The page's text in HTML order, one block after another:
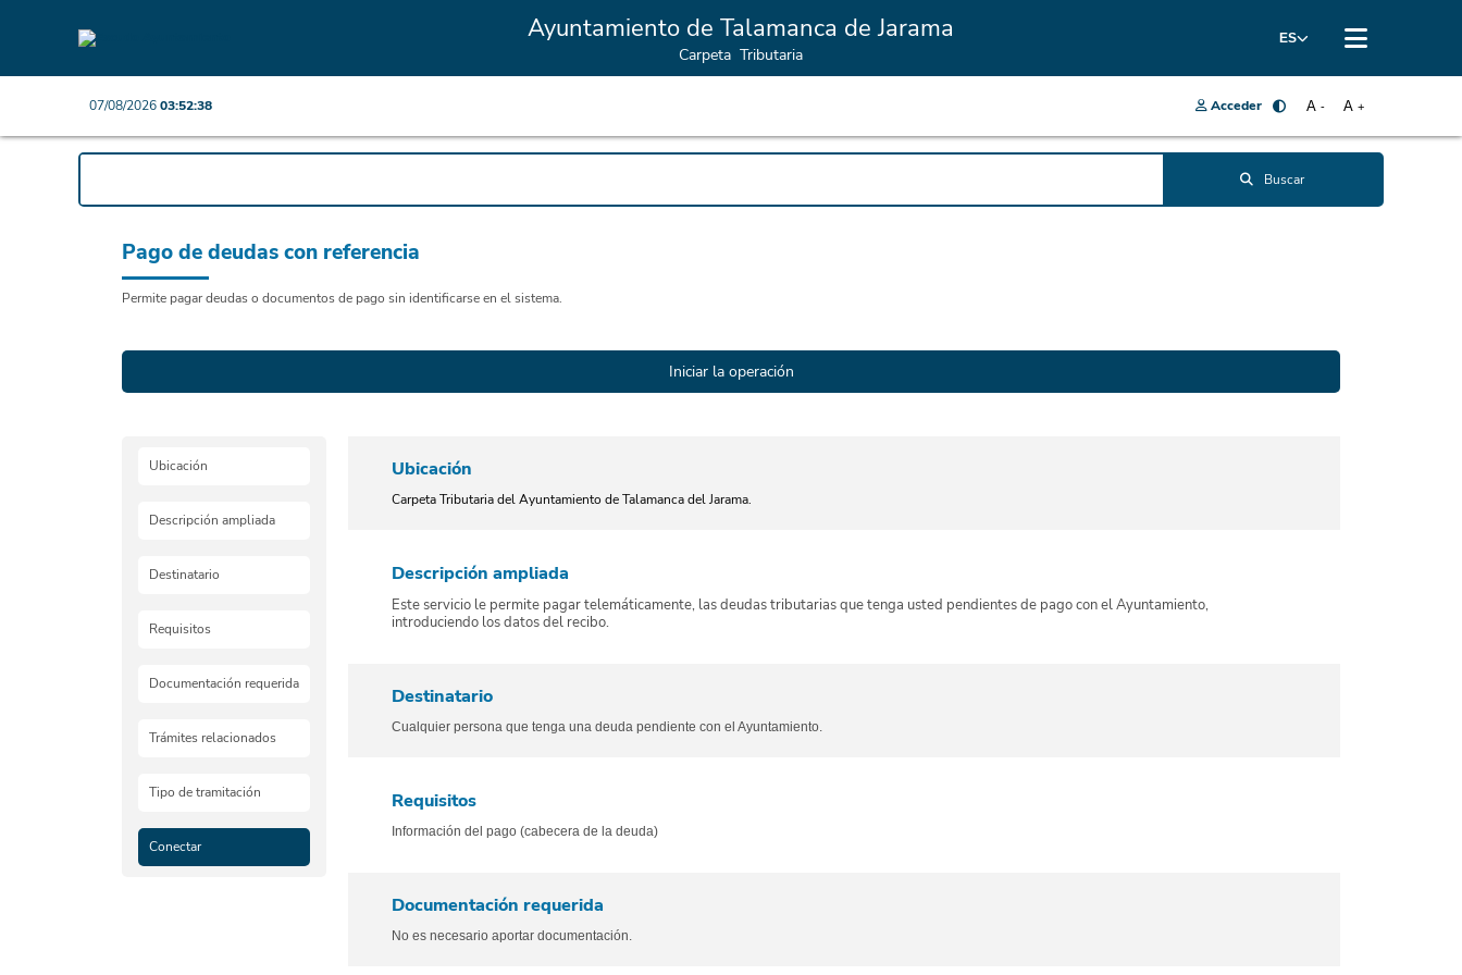
ES
Ayuntamiento de Talamanca de Jarama
Carpeta Tributaria
07/08/202603:52:38 Acceder A +
A -
Buscar
Pago de deudas con referencia
Permite pagar deudas o documentos de pago sin identificarse en el sistema.
Ubicación
Descripción ampliada
Destinatario
Requisitos
Documentación requerida
Trámites relacionados
Tipo de tramitación
Conectar
Ubicación
Carpeta Tributaria del Ayuntamiento de Talamanca del Jarama.
Descripción ampliada
Este servicio le permite pagar telemáticamente, las deudas tributarias que tenga usted pendientes de pago con el Ayuntamiento,
introduciendo los datos del recibo.
Destinatario
Cualquier persona que tenga una deuda pendiente con el Ayuntamiento.
Requisitos
Información del pago (cabecera de la deuda)
Documentación requerida
No es necesario aportar documentación.